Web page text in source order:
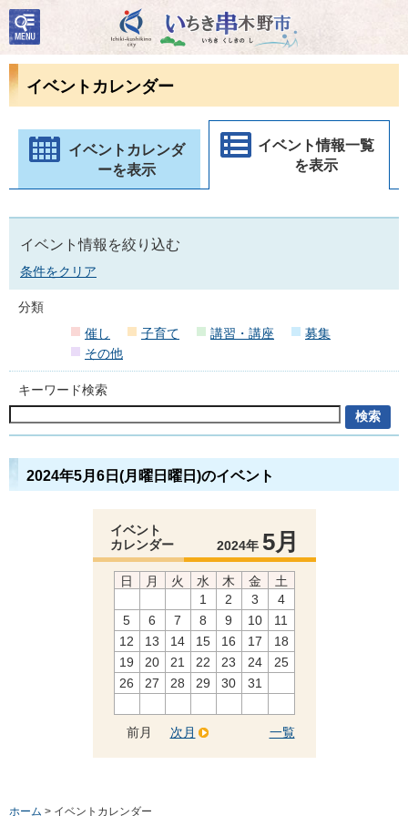
いちき串木野市
検
索・
共通
ューイベントカレンダー
イベントカレンダ
ーを表示
イベント情報一覧
を表示
イベント情報を絞り込む
条件をクリア
分類
催し
子育て 講習・講座
募集
その他
キーワード検索
2024年5月6日(月曜日曜日)のイベント
イベント
カレンダー
2024年 5月
日 月 火 水 木 金
土
1
2 3
4
5
6 7 8 9 10
11
12
13 14 15 16 17
18
19
20 21 22 23 24
25
26
27 28 29 30 31
前月 一覧
次月
ホーム > イベントカレンダー